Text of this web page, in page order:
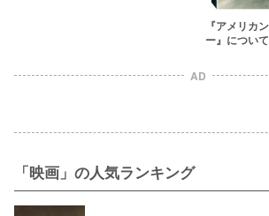
『アメリカ
ー』につい
AD
「映画」の人気ランキング